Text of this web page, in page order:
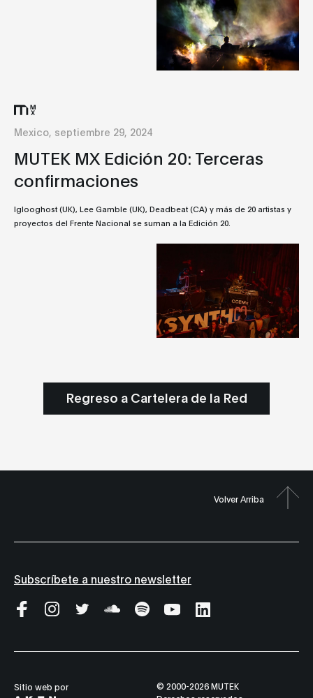
Mexico, septiembre 29, 2024
MUTEK MX Edición 20: Terceras
confirmaciones
Iglooghost (UK), Lee Gamble (UK), Deadbeat (CA) y más de 20 artistas y
proyectos del Frente Nacional se suman a la Edición 20.
Regreso a Cartelera de la Red
Volver Arriba
Subscríbete a nuestro newsletter
Sitio web por
© 2000-2026 MUTEK